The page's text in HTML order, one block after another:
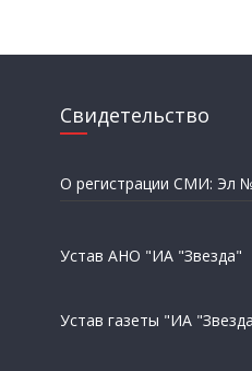
Свидетельство
О регистрации СМИ: Эл
Устав АНО "ИА "Звезда"
Устав газеты "ИА